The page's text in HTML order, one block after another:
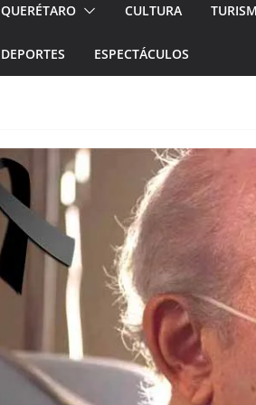
QUERÉTARO CULTURA
DEPORTES ESPECTÁCULOS